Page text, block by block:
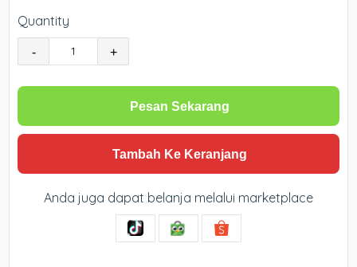
Quantity
- +
Pesan Sekarang
Tambah Ke Keranjang
Anda juga dapat belanja melalui marketplace